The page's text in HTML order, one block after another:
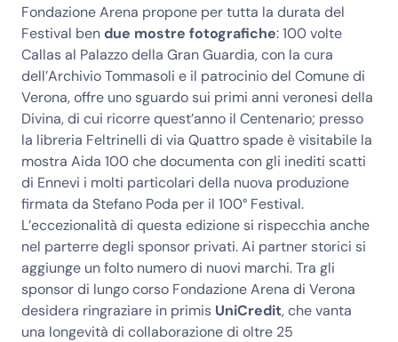
Fondazione Arena propone per tutta la durata del
Festival bendue mostre fotografiche: 100 volte
Callas al Palazzo della Gran Guardia, con la cura
dell’Archivio Tommasoli e il patrocinio del Comune di
Verona, offre uno sguardo sui primi anni veronesi della
Divina, di cui ricorre quest’anno il Centenario; presso
la libreria Feltrinelli di via Quattro spade è visitabile la
mostra Aida 100 che documenta con gli inediti scatti
di Ennevi i molti particolari della nuova produzione
firmata da Stefano Poda per il 100° Festival.
L’eccezionalità di questa edizione si rispecchia anche
nel parterre degli sponsor privati. Ai partner storici si
aggiunge un folto numero di nuovi marchi. Tra gli
sponsor di lungo corso Fondazione Arena di Verona
desidera ringraziare in primis UniCredit, che vanta
una longevità di collaborazione di oltre 25